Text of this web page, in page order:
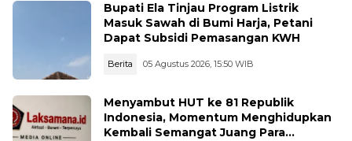
Bupati Ela Tinjau Program Listrik
Masuk Sawah di Bumi Harja, Petani
Dapat Subsidi Pemasangan KWH
Berita 05 Agustus 2026, 15:50 WIB
Menyambut HUT ke 81 Republik
Indonesia, Momentum Menghidupkan
Kembali Semangat Juang Para